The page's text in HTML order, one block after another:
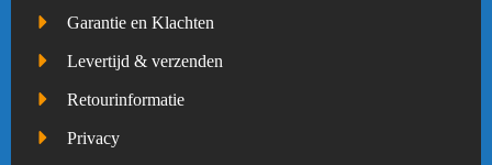
Garantie en Klachten
Levertijd & verzenden
Retourinformatie
Privacy